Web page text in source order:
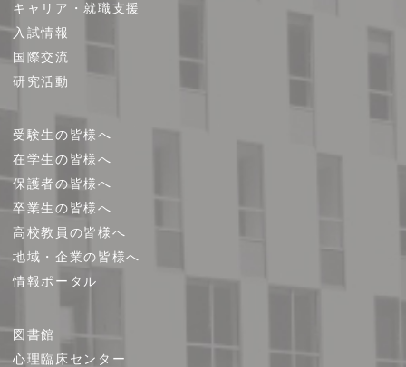
プ
キャリア・就職支援
入試情報
国際交流
研究活動
受験生の皆様へ
在学生の皆様へ
保護者の皆様へ
卒業生の皆様へ
高校教員の皆様へ
地域・企業の皆様へ
情報ポータル
図書館
心理臨床センター